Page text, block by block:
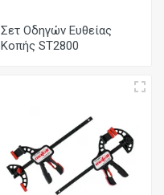
Σετ Οδηγών Ευθείας
Κοπής ST2800